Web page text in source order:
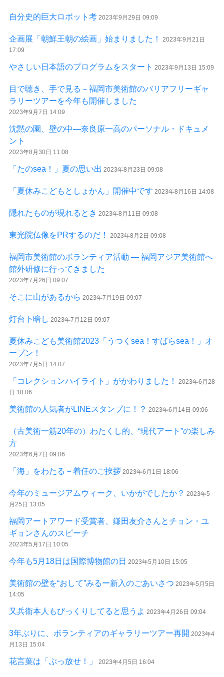
自分史的巨大ロボット考 2023年9月29日 09:09
企画展「朝鮮王朝の絵画」始まりました！
2023年9月21日
17:09
やさしい日本語のプログラムをスタート 2023年9月13日 15:09
目で聴き、手で見る－福岡市美術館のバリアフリーギャ
ラリーツアーを今年も開催しました
2023年9月7日 14:09
沈黙の園、壁の中—奈良原一高のパーソナル・ドキュメ
ント
2023年8月30日 11:08
「たのsea！」夏の思い出 2023年8月23日 09:08
「夏休みこどもとしょかん」開催中です 2023年8月16日 14:08
隠れたものが現れるとき 2023年8月11日 09:08
東光院仏像をPRするのだ！ 2023年8月2日 09:08
福岡市美術館のボランティア活動 ― 福岡アジア美術館へ
館外研修に行ってきました
2023年7月26日 09:07
そこに山があるから 2023年7月19日 09:07
灯台下暗し 2023年7月12日 09:07
夏休みこども美術館2023「うつくsea！すばらsea！」オ
ープン！
2023年7月5日 14:07
「コレクションハイライト」がかわりました！
2023年6月28
日 18:06
美術館の人気者がLINEスタンプに！？ 2023年6月14日 09:06
（古美術一筋20年の）わたくし的、“現代アート”の楽しみ
方
2023年6月7日 09:06
「海」をわたる－着任のご挨拶 2023年6月1日 18:06
今年のミュージアムウィーク、いかがでしたか？ 2023年5
月25日 13:05
福岡アートアワード受賞者、鎌田友介さんとチョン・ユ
ギョンさんのスピーチ
2023年5月17日 10:05
今年も5月18日は国際博物館の日 2023年5月10日 15:05
美術館の壁を“おして”みるー新入のごあいさつ 2023年5月5日
14:05
又兵衛本人もびっくりしてると思うよ 2023年4月26日 09:04
3年ぶりに、ボランティアのギャラリーツアー再開 2023年4
月13日 15:04
花言葉は「ぶっ放せ！」 2023年4月5日 16:04